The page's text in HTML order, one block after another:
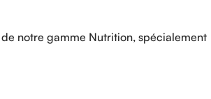
notre gamme Nutrition, spécialement